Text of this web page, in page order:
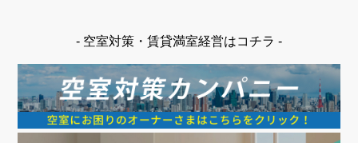
- 空室対策・賃貸満室経営はコチラ -